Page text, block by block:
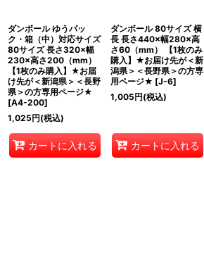
ダンボール ゆうパッ
ク・箱（中）対応サイズ
80サイズ 長さ320×幅
230×高さ200（mm）
【1枚のみ購入】★お届
け先が＜新潟県＞＜長野
県＞の方専用ページ★
[A4-200]
1,025円(税込)
カートに入れる
ダンボール 80サイズ 横
長 長さ440×幅280×高
さ60（mm） 【1枚のみ
購入】★お届け先が＜新
潟県＞＜長野県＞の方専
用ページ★ [J-6]
1,005円(税込)
カートに入れる